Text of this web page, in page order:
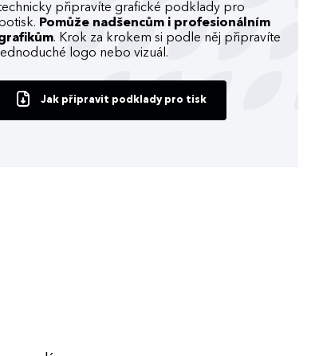
připravíte grafické podklady pro
Pomůže nadšencům i profesionálním
. Krok za krokem si podle něj připravíte
logo nebo vizuál.
Jak připravit podklady pro tisk